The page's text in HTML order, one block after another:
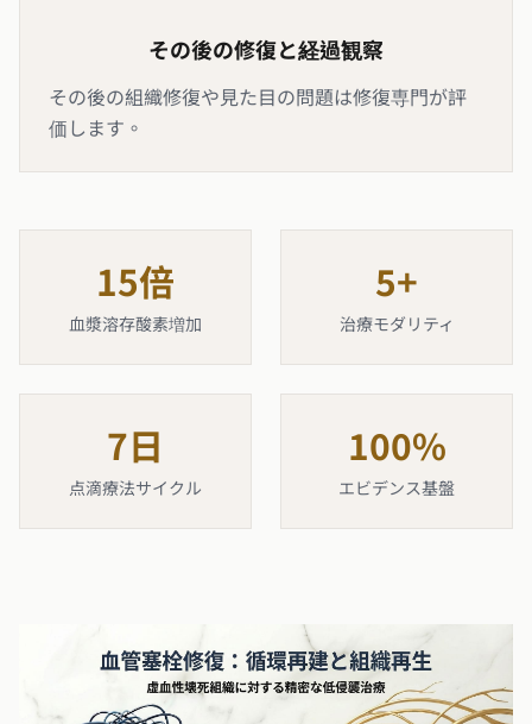
その後の修復と経過観察
その後の組織修復や見た目の問題は修復専門が評
価します。
15倍
血漿溶存酸素増加
5+
治療モダリティ
7日
点滴療法サイクル
100%
エビデンス基盤